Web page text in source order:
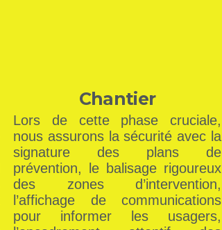
Chantier
Lors de cette phase cruciale,
nous assurons la sécurité avec la
signature des plans de
prévention, le balisage rigoureux
des zones d’intervention,
l’affichage de communications
pour informer les usagers,